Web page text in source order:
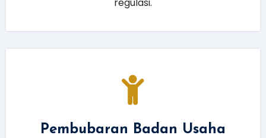
Pembubaran Badan Usaha